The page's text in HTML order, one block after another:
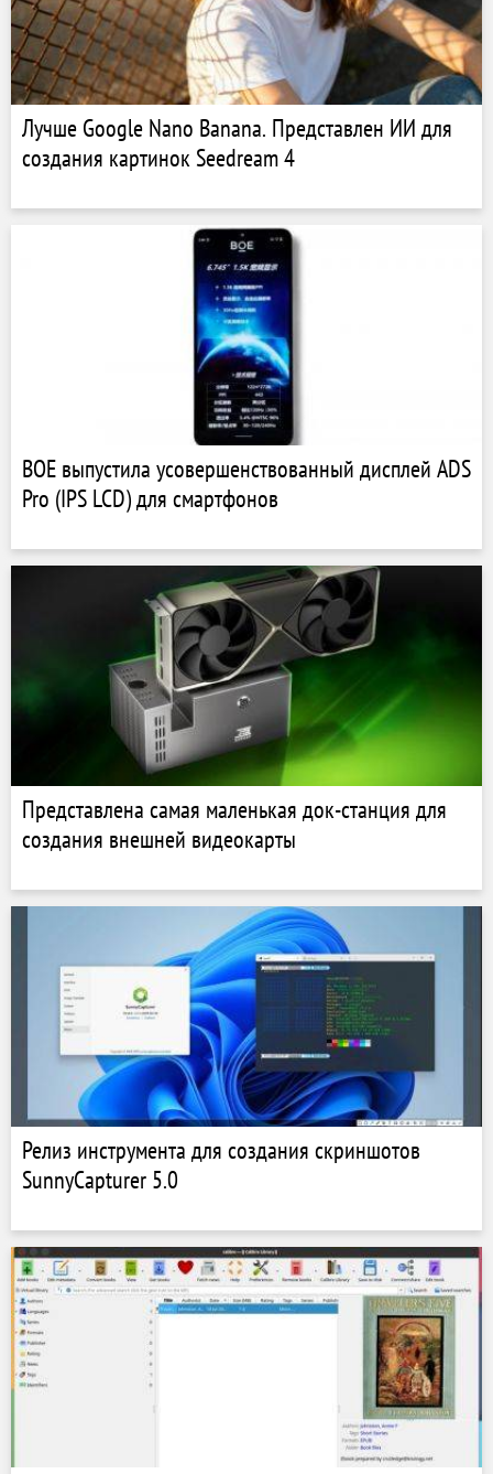
Лучше Google Nano Banana. Представлен ИИ для
создания картинок Seedream 4
BOE выпустила усовершенствованный дисплей ADS
Pro (IPS LCD) для смартфонов
Представлена самая маленькая док-станция для
создания внешней видеокарты
Релиз инструмента для создания скриншотов
SunnyCapturer 5.0